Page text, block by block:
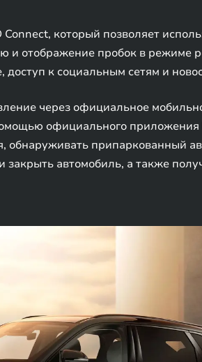
который позволяет
и отображение пробок в режиме
к социальным сетям и
через официальное
официального приложения
обнаруживать припаркованный
автомобиль, а также